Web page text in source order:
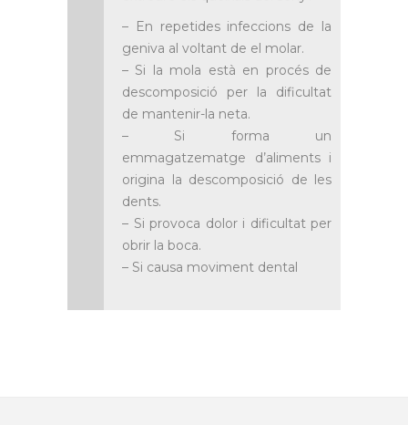
– En repetides infeccions de la
geniva al voltant de el molar.
– Si la mola està en procés de
descomposició per la dificultat
de mantenir-la neta.
– Si forma un
emmagatzematge d’aliments i
origina la descomposició de les
dents.
– Si provoca dolor i dificultat per
obrir la boca.
– Si causa moviment dental